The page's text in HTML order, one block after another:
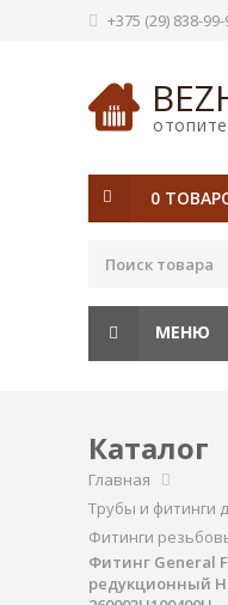
+375 (29) 838-
0
МЕНЮ
Каталог
Главная
Трубы и фитинги
Фитинги
Фитинг General
редукционный